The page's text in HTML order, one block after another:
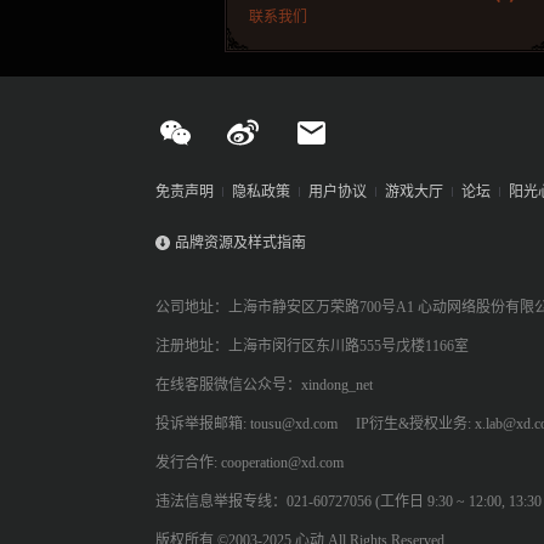
联系我们
免责声明 隐私政策 用户协议 游戏大厅 论坛 阳光
品牌资源及样式指南
公司地址：上海市静安区万荣路700号A1 心动网络股份有限
注册地址：上海市闵行区东川路555号戊楼1166室
在线客服微信公众号：xindong_net
投诉举报邮箱: tousu@xd.com IP衍生&授权业务:
发行合作: cooperation@xd.com
违法信息举报专线：021-60727056 (工作日 9:30 ~ 12:00, 13:30
版权所有 ©2003-2025 心动 All Rights Reserved